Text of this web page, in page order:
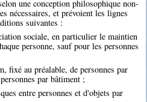
une conception philosophique non-
nécessaires, et prévoient les lignes
suivantes :
sociale, en particulier le maintien
personne, sauf pour les personnes
fixé au préalable, de personnes par
par bâtiment ;
entre personnes et d'objets par